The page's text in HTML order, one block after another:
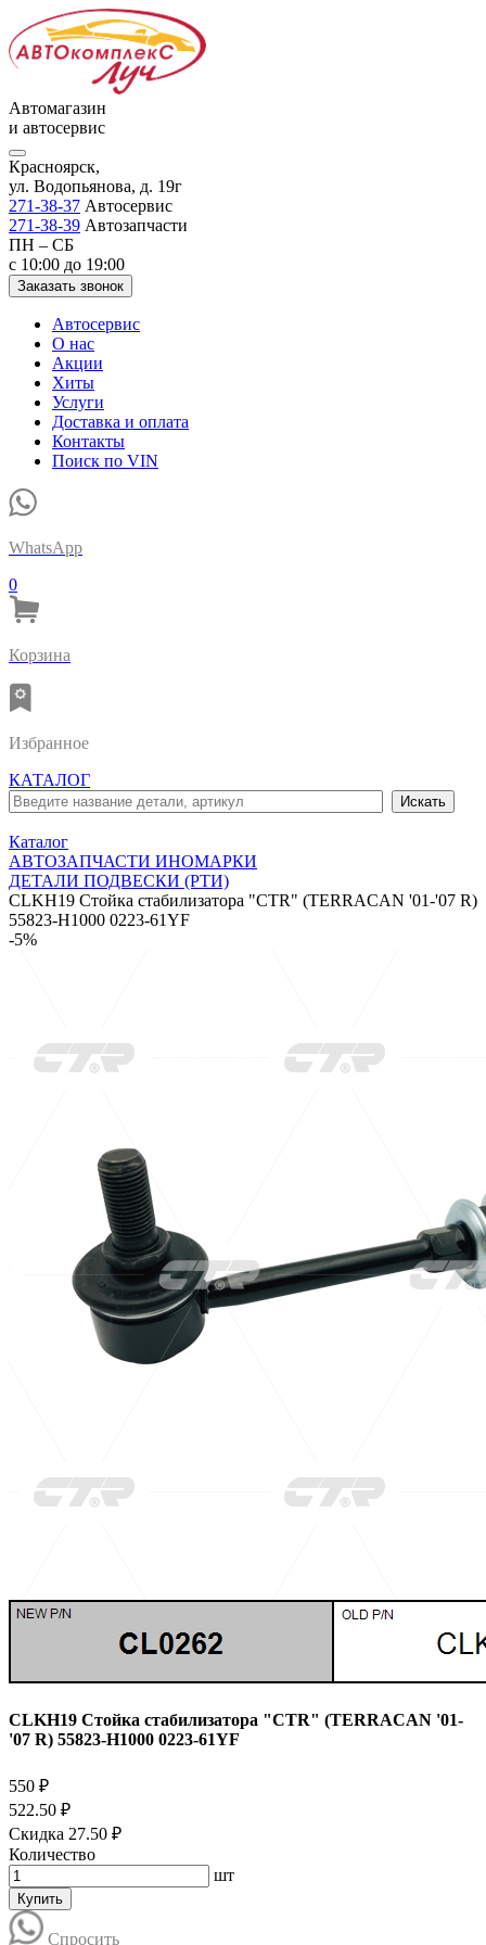
Автомагазин
и автосервис
Красноярск,
ул. Водопьянова, д. 19г
271-38-37 Автосервис
271-38-39 Автозапчасти
ПН – СБ
с 10:00 до 19:00
Заказать звонок
Автосервис
О нас
Акции
Хиты
Услуги
Доставка и оплата
Контакты
Поиск по VIN
WhatsApp
0
Корзина
Избранное
КАТАЛОГ
Каталог
АВТОЗАПЧАСТИ ИНОМАРКИ
ДЕТАЛИ ПОДВЕСКИ (РТИ)
CLKH19 Стойка стабилизатора "CTR" (TERRACAN '01-'07 R)
55823-H1000 0223-61YF
-5%
CLKH19 Стойка стабилизатора "CTR" (TERRACAN '01-
'07 R) 55823-H1000 0223-61YF
550 ₽
522.50 ₽
Скидка 27.50 ₽
Количество
шт
Купить
Спросить